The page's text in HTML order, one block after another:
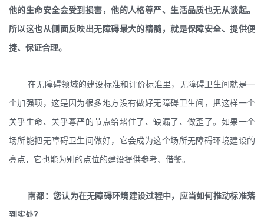
他的生命安全会受到损害，他的人格尊严、生活品质也无从谈起。
所以这也从侧面反映出无障碍最大的精髓，就是保障安全、提供便
捷、保证合理。
在无障碍领域的建设标准和评价标准里，无障碍卫生间就是一
个加强项，这是因为很多地方没有做好无障碍卫生间，把这样一个
关乎生命、关乎尊严的节点给堵住了、缺漏了、做歪了。如果一个
场所能把无障碍卫生间做好，它会成为这个场所无障碍环境建设的
亮点，它也能为别的点位的建设提供参考、借鉴。
南都：您认为在无障碍环境建设过程中，应当如何推动标准落
到实处？